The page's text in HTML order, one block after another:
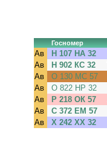
Госномер
Ав Н 107 НА 32
Ав
Н 902 КС 32
Ав
О 130 МС 57
Ав
О 822 НР 32
Ав
Р 218 ОК 57
Ав
С 372 ЕМ 57
Ав
Х 242 ХХ 32